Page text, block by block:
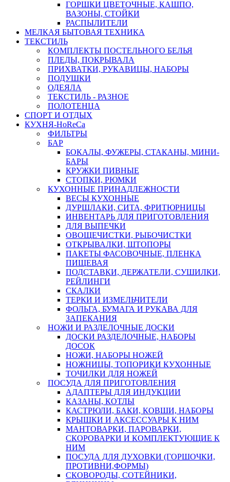
ГОРШКИ ЦВЕТОЧНЫЕ, КАШПО,
ВАЗОНЫ, СТОЙКИ
РАСПЫЛИТЕЛИ
МЕЛКАЯ БЫТОВАЯ ТЕХНИКА
ТЕКСТИЛЬ
КОМПЛЕКТЫ ПОСТЕЛЬНОГО БЕЛЬЯ
ПЛЕДЫ, ПОКРЫВАЛА
ПРИХВАТКИ, РУКАВИЦЫ, НАБОРЫ
ПОДУШКИ
ОДЕЯЛА
ТЕКСТИЛЬ - РАЗНОЕ
ПОЛОТЕНЦА
СПОРТ И ОТДЫХ
КУХНЯ-HoReCa
ФИЛЬТРЫ
БАР
БОКАЛЫ, ФУЖЕРЫ, СТАКАНЫ, МИНИ-
БАРЫ
КРУЖКИ ПИВНЫЕ
СТОПКИ, РЮМКИ
КУХОННЫЕ ПРИНАДЛЕЖНОСТИ
ВЕСЫ КУХОННЫЕ
ДУРШЛАКИ, СИТА, ФРИТЮРНИЦЫ
ИНВЕНТАРЬ ДЛЯ ПРИГОТОВЛЕНИЯ
ДЛЯ ВЫПЕЧКИ
ОВОЩЕЧИСТКИ, РЫБОЧИСТКИ
ОТКРЫВАЛКИ, ШТОПОРЫ
ПАКЕТЫ ФАСОВОЧНЫЕ, ПЛЕНКА
ПИЩЕВАЯ
ПОДСТАВКИ, ДЕРЖАТЕЛИ, СУШИЛКИ,
РЕЙЛИНГИ
СКАЛКИ
ТЕРКИ И ИЗМЕЛЬЧИТЕЛИ
ФОЛЬГА, БУМАГА И РУКАВА ДЛЯ
ЗАПЕКАНИЯ
НОЖИ И РАЗДЕЛОЧНЫЕ ДОСКИ
ДОСКИ РАЗДЕЛОЧНЫЕ, НАБОРЫ
ДОСОК
НОЖИ, НАБОРЫ НОЖЕЙ
НОЖНИЦЫ, ТОПОРИКИ КУХОННЫЕ
ТОЧИЛКИ ДЛЯ НОЖЕЙ
ПОСУДА ДЛЯ ПРИГОТОВЛЕНИЯ
АДАПТЕРЫ ДЛЯ ИНДУКЦИИ
КАЗАНЫ, КОТЛЫ
КАСТРЮЛИ, БАКИ, КОВШИ, НАБОРЫ
КРЫШКИ И АКСЕССУАРЫ К НИМ
МАНТОВАРКИ, ПАРОВАРКИ,
СКОРОВАРКИ И КОМПЛЕКТУЮЩИЕ К
НИМ
ПОСУДА ДЛЯ ДУХОВКИ (ГОРШОЧКИ,
ПРОТИВНИ,ФОРМЫ)
СКОВОРОДЫ, СОТЕЙНИКИ,